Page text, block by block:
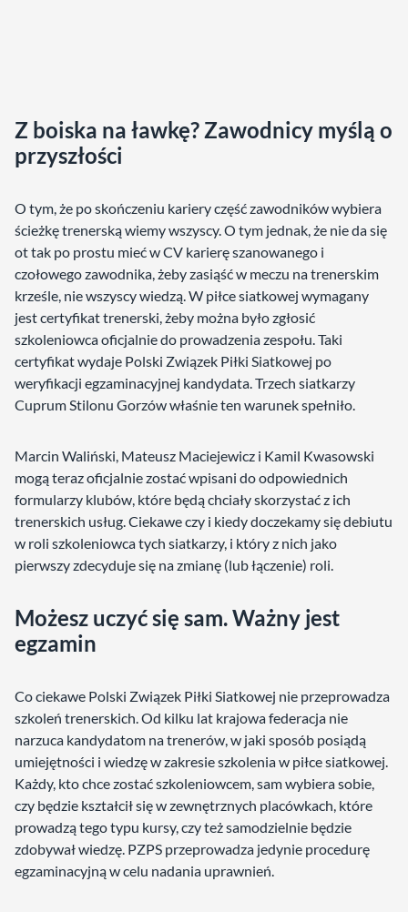
Z boiska na ławkę? Zawodnicy myślą o
przyszłości
O tym, że po skończeniu kariery część zawodników wybiera
ścieżkę trenerską wiemy wszyscy. O tym jednak, że nie da się
ot tak po prostu mieć w CV karierę szanowanego i
czołowego zawodnika, żeby zasiąść w meczu na trenerskim
krześle, nie wszyscy wiedzą. W piłce siatkowej wymagany
jest certyfikat trenerski, żeby można było zgłosić
szkoleniowca oficjalnie do prowadzenia zespołu. Taki
certyfikat wydaje Polski Związek Piłki Siatkowej po
weryfikacji egzaminacyjnej kandydata. Trzech siatkarzy
Cuprum Stilonu Gorzów właśnie ten warunek spełniło.
Marcin Waliński, Mateusz Maciejewicz i Kamil Kwasowski
mogą teraz oficjalnie zostać wpisani do odpowiednich
formularzy klubów, które będą chciały skorzystać z ich
trenerskich usług. Ciekawe czy i kiedy doczekamy się debiutu
w roli szkoleniowca tych siatkarzy, i który z nich jako
pierwszy zdecyduje się na zmianę (lub łączenie) roli.
Możesz uczyć się sam. Ważny jest
egzamin
Co ciekawe Polski Związek Piłki Siatkowej nie przeprowadza
szkoleń trenerskich. Od kilku lat krajowa federacja nie
narzuca kandydatom na trenerów, w jaki sposób posiądą
umiejętności i wiedzę w zakresie szkolenia w piłce siatkowej.
Każdy, kto chce zostać szkoleniowcem, sam wybiera sobie,
czy będzie kształcił się w zewnętrznych placówkach, które
prowadzą tego typu kursy, czy też samodzielnie będzie
zdobywał wiedzę. PZPS przeprowadza jedynie procedurę
egzaminacyjną w celu nadania uprawnień.